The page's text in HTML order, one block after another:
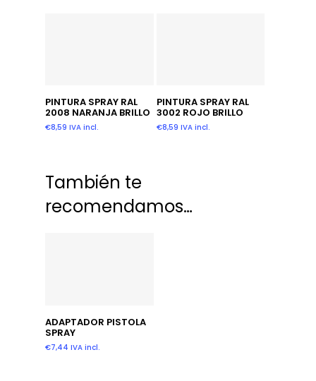
Añadir Al Carrito
PINTURA SPRAY RAL
2008 NARANJA BRILLO
€8,59 IVA incl.
Añadir Al Carrito
PINTURA SPRAY RAL
3002 ROJO BRILLO
€8,59 IVA incl.
También te
recomendamos…
Añadir Al Carrito
ADAPTADOR PISTOLA
SPRAY
€7,44 IVA incl.